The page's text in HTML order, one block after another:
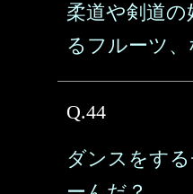
柔道や剣道
るフルーツ、
Q.44
ダンスをす